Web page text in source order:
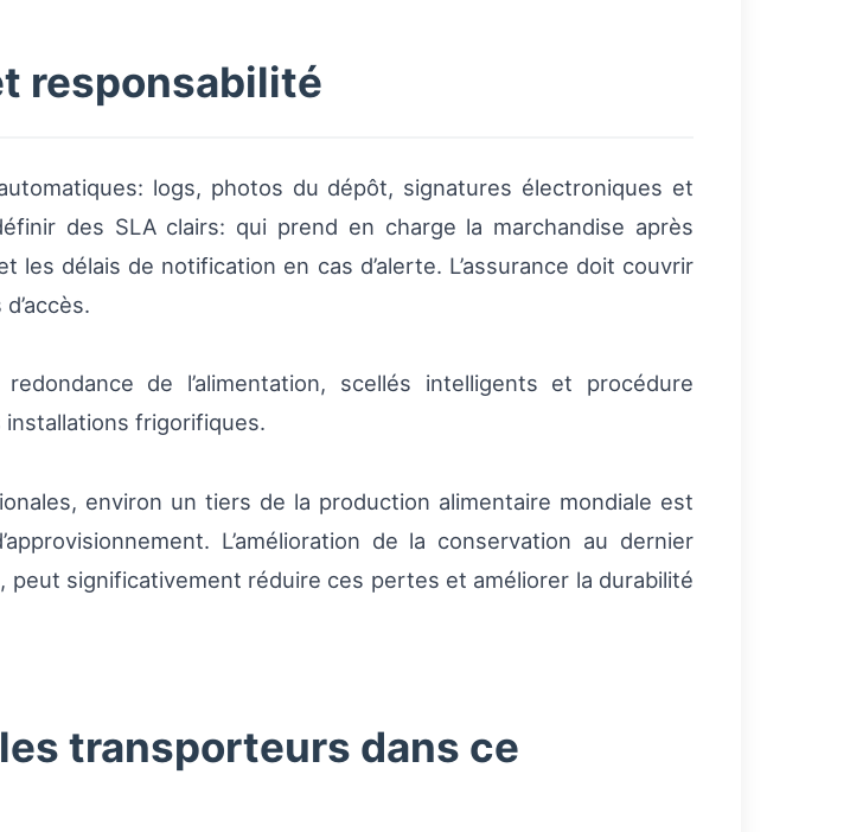
responsabilité
logs, photos du dépôt, signatures électroniques et
des SLA clairs: qui prend en charge la marchandise après
délais de notification en cas d’alerte. L’assurance doit couvrir
de l’alimentation, scellés intelligents et procédure
installations frigorifiques.
environ un tiers de la production alimentaire mondiale est
L’amélioration de la conservation au dernier
significativement réduire ces pertes et améliorer la durabilité
transporteurs dans ce